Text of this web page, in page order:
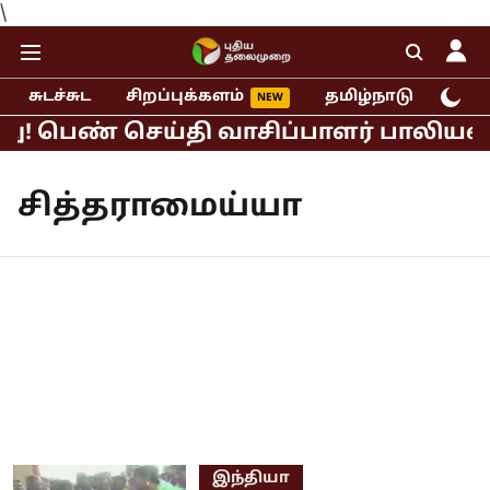
\
சுடச்சுட சிறப்புக்களம் தமிழ்நாடு
பெண் செய்தி வாசிப்பாளர் பாலியல்
சித்தராமைய்யா
இந்தியா